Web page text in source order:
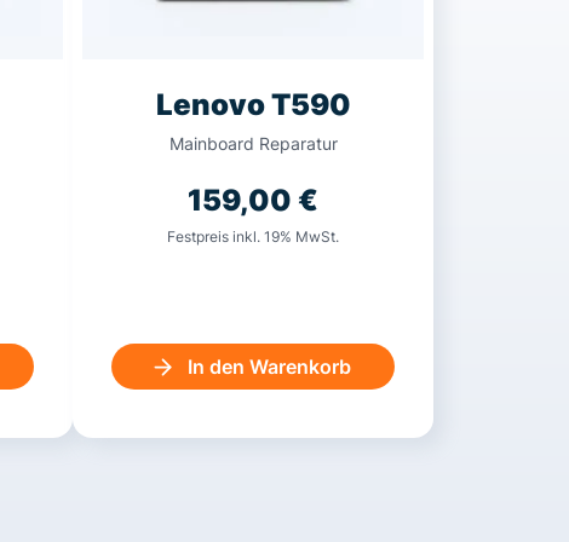
Lenovo T590
Mainboard Reparatur
159,00 €
Festpreis inkl. 19% MwSt.
In den Warenkorb